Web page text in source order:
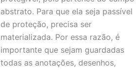
abstrato. Para que ela seja passível
de proteção, precisa ser
materializada. Por essa razão, é
importante que sejam guardadas
todas as anotações, desenhos,